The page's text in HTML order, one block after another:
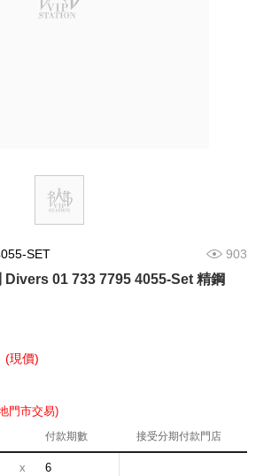
SET 903
Divers 01 733 7795 4055-Set 精鋼
(現價)
門市交易)
付款期數 接受分期付款門店
x 6